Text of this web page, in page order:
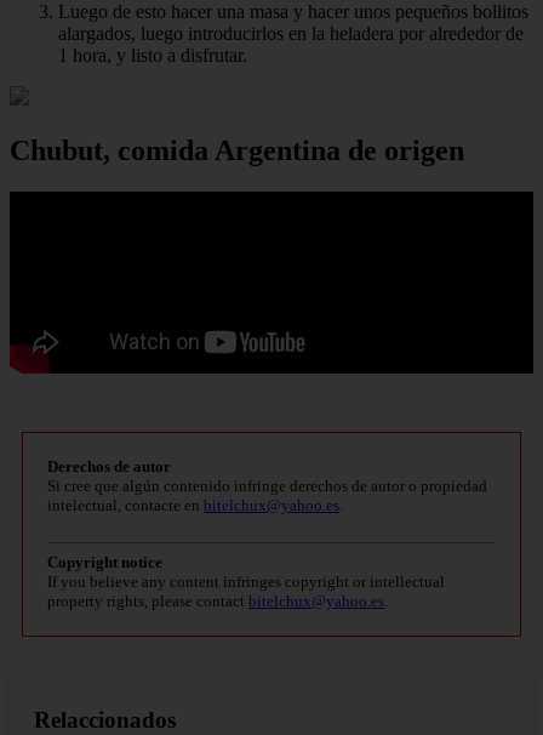
Luego de esto hacer una masa y hacer unos pequeños bollitos
alargados, luego introducirlos en la heladera por alrededor de
1 hora, y listo a disfrutar.
Chubut, comida Argentina de origen
Derechos de autor
Si cree que algún contenido infringe derechos de autor o propiedad
intelectual, contacte en bitelchux@yahoo.es
Copyright notice
If you believe any content infringes copyright or intellectual
property rights, please contact bitelchux@yahoo.es
Relaccionados